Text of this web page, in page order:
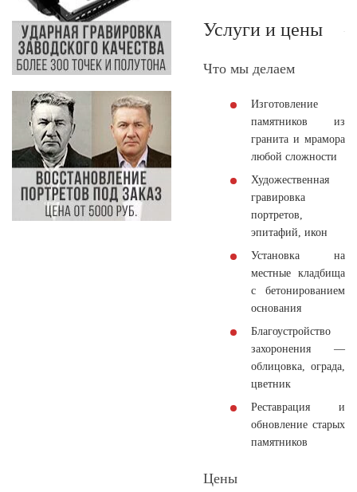
Услуги и цены
Что мы делаем
Изготовление
памятников из
гранита и мрамора
любой сложности
Художественная
гравировка
портретов,
эпитафий, икон
Установка на
местные кладбища
с бетонированием
основания
Благоустройство
захоронения —
облицовка, ограда,
цветник
Реставрация и
обновление старых
памятников
Цены